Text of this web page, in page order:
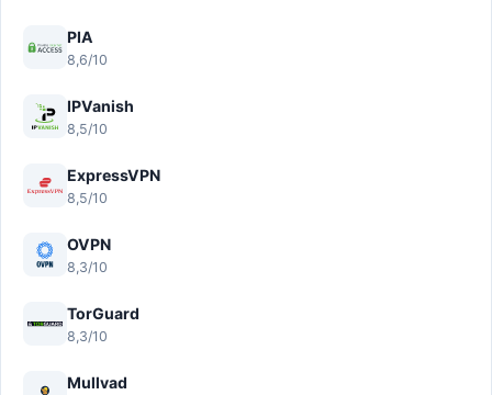
PIA
8,6/10
IPVanish
8,5/10
ExpressVPN
8,5/10
OVPN
8,3/10
TorGuard
8,3/10
Mullvad